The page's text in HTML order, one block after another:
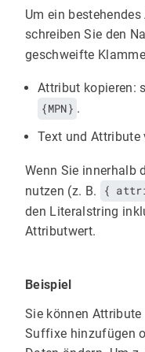
Um ein
schreiben Sie den
geschweifte
Attribut kopieren:
{MPN} .
Text und Attribute
Wenn Sie innerhalb
nutzen (z. B.
{
den Literalstring
Attributwert.
Beispiel
Sie können
Suffixe hinzufügen